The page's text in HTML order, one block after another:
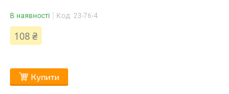
В наявності Код: 23-76-4
108 ₴
Купити